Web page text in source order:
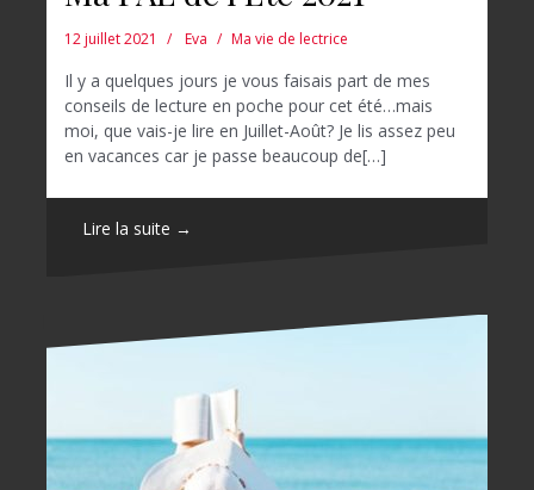
12 juillet 2021 Eva Ma vie de lectrice
Il y a quelques jours je vous faisais part de mes
conseils de lecture en poche pour cet été…mais
moi, que vais-je lire en Juillet-Août? Je lis assez peu
en vacances car je passe beaucoup de[…]
Lire la suite →